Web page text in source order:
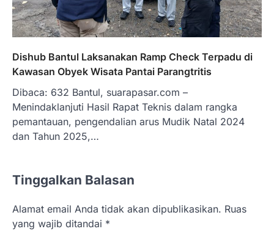
Dishub Bantul Laksanakan Ramp Check Terpadu di
Kawasan Obyek Wisata Pantai Parangtritis
Dibaca: 632 Bantul, suarapasar.com –
Menindaklanjuti Hasil Rapat Teknis dalam rangka
pemantauan, pengendalian arus Mudik Natal 2024
dan Tahun 2025,…
Tinggalkan Balasan
Alamat email Anda tidak akan dipublikasikan. Ruas
yang wajib ditandai *